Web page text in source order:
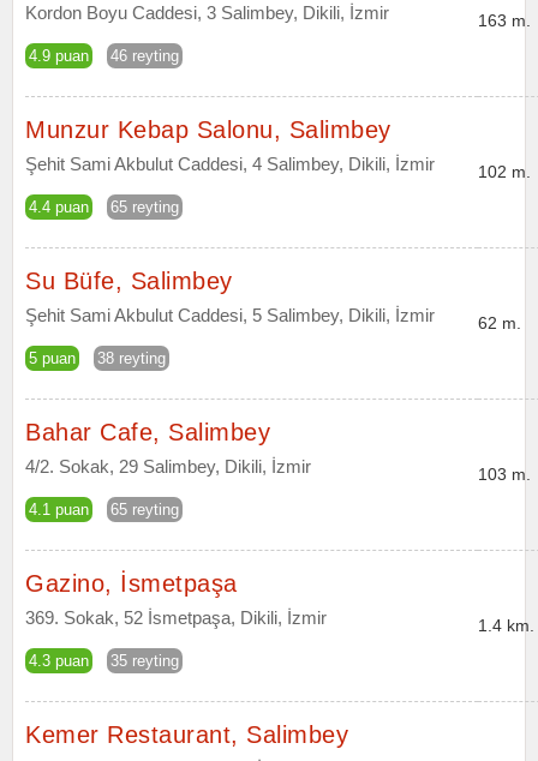
Kordon Boyu Caddesi, 3 Salimbey, Dikili, İzmir
4.9 puan 46 reyting
163 m.
Munzur Kebap Salonu, Salimbey
Şehit Sami Akbulut Caddesi, 4 Salimbey, Dikili, İzmir
4.4 puan 65 reyting
102 m.
Su Büfe, Salimbey
Şehit Sami Akbulut Caddesi, 5 Salimbey, Dikili, İzmir
5 puan 38 reyting
62 m.
Bahar Cafe, Salimbey
4/2. Sokak, 29 Salimbey, Dikili, İzmir
4.1 puan 65 reyting
103 m.
Gazino, İsmetpaşa
369. Sokak, 52 İsmetpaşa, Dikili, İzmir
4.3 puan 35 reyting
1.4 km.
Kemer Restaurant, Salimbey